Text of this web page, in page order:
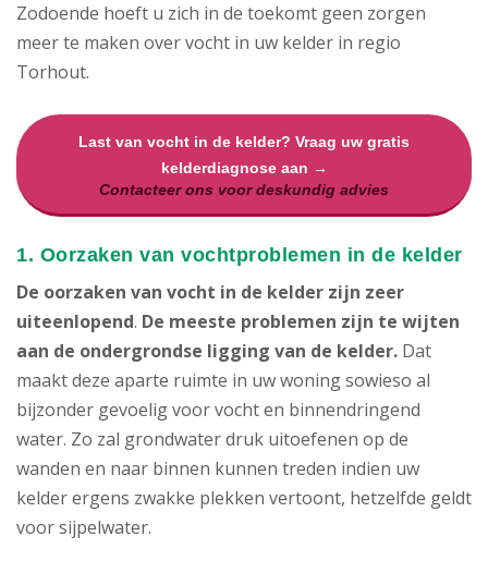
Zodoende hoeft u zich in de toekomt geen zorgen
meer te maken over vocht in uw kelder in regio
Torhout.
Last van vocht in de kelder? Vraag uw gratis
kelderdiagnose aan →
Contacteer ons voor deskundig advies
1. Oorzaken van vochtproblemen in de kelder
De oorzaken van vocht in de kelder zijn zeer
uiteenlopend. De meeste problemen zijn te wijten
aan de ondergrondse ligging van de kelder. Dat
maakt deze aparte ruimte in uw woning sowieso al
bijzonder gevoelig voor vocht en binnendringend
water. Zo zal grondwater druk uitoefenen op de
wanden en naar binnen kunnen treden indien uw
kelder ergens zwakke plekken vertoont, hetzelfde geldt
voor sijpelwater.